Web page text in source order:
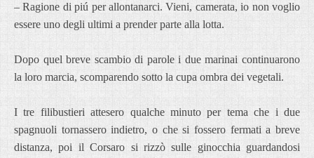
– Ragione di piú per allontanarci. Vieni, camerata, io non voglio
essere uno degli ultimi a prender parte alla lotta.
Dopo quel breve scambio di parole i due marinai continuarono
la loro marcia, scomparendo sotto la cupa ombra dei vegetali.
I tre filibustieri attesero qualche minuto per tema che i due
spagnuoli tornassero indietro, o che si fossero fermati a breve
distanza, poi il Corsaro si rizzò sulle ginocchia guardandosi